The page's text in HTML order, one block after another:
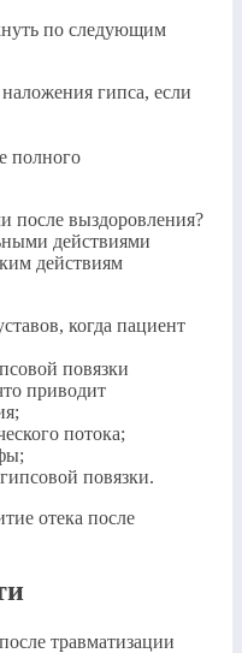
по следующим
гипса, если
полного
после выздоровления?
действиями
действиям
когда пациент
повязки
приводит
потока;
повязки.
отека после
травматизации